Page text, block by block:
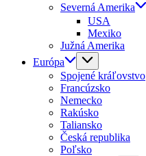
Severná Amerika
USA
Mexiko
Južná Amerika
Európa
Spojené kráľovstvo
Francúzsko
Nemecko
Rakúsko
Taliansko
Česká republika
Poľsko